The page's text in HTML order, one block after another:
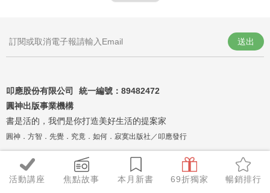
活動講座 焦點故事 本月新書 69折獨家 暢銷排行
叩應股份有限公司 統一編號： 89482472
圓神出版事業機構
書是活的，我們是你打造美好生活的提案家
圓神．方智．先覺．究竟．如何．寂寞出版社／叩應發行
送出